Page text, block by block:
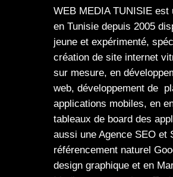
WEB MEDIA TUNISIE est
en Tunisie depuis 2005
jeune et expérimenté,
création de site internet
sur mesure, en
web, développement de
applications mobiles, en
tableaux de board des
aussi une Agence SEO et
référencement naturel
design graphique et en